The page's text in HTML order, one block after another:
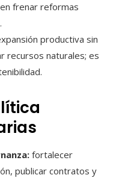
frenar reformas
productiva sin
recursos naturales; es
fortalecer
publicar contratos y